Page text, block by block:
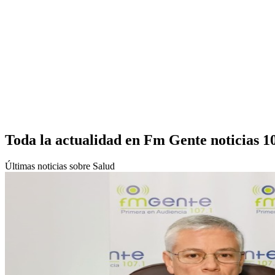
Toda la actualidad en Fm Gente noticias
Últimas noticias sobre Salud